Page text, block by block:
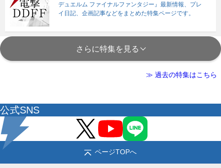
デュエルム ファイナルファンタジー』最新情報、プレ
イ日記、企画記事などをまとめた特集ページです。
さらに特集を見る
≫ 過去の特集はこちら
公式SNS
ページTOPへ